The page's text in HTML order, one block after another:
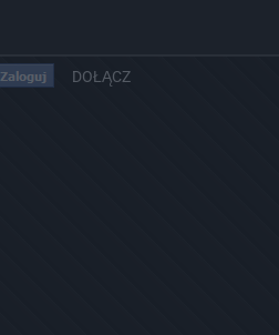
DOŁĄCZ